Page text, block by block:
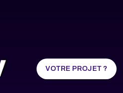
VOTRE PROJET ?